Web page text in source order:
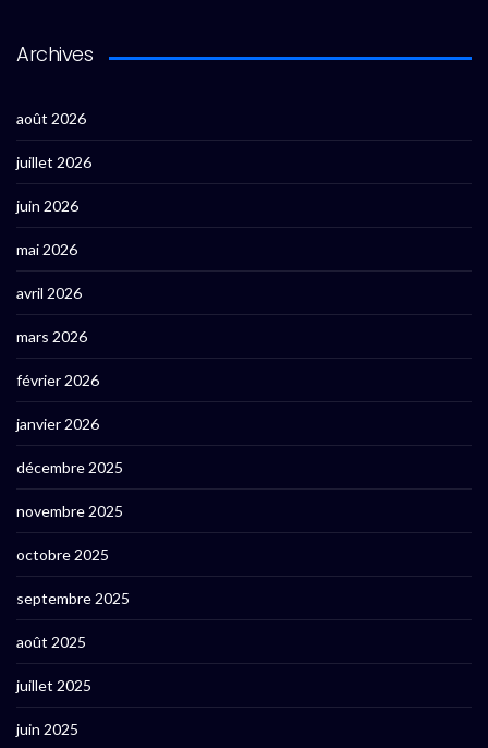
Archives
août 2026
juillet 2026
juin 2026
mai 2026
avril 2026
mars 2026
février 2026
janvier 2026
décembre 2025
novembre 2025
octobre 2025
septembre 2025
août 2025
juillet 2025
juin 2025